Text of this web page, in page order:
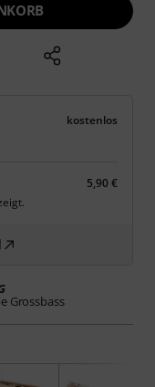
kostenlos
5,90 €
Grossbass